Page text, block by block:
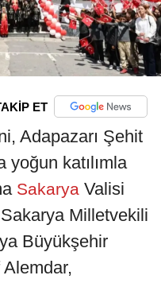
ET
Adapazarı Şehit
katılımla
Sakarya Valisi
Milletvekili
Büyükşehir